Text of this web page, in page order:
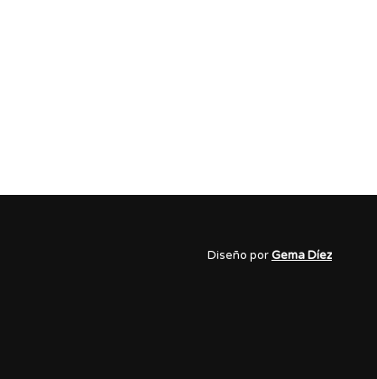
Diseño porGema Díez